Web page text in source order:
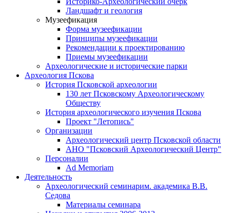
Ландшафт и геология
Музеефикация
Форма музеефикации
Принципы музеефикации
Рекомендации к проектированию
Приемы музеефикации
Археологические и исторические парки
Археология Пскова
История Псковской археологии
130 лет Псковскому Археологическому
Обществу
История археологического изучения Пскова
Проект "Летопись"
Организации
Археологический центр Псковской области
АНО "Псковский Археологический Центр"
Персоналии
Ad Memoriam
Деятельность
Археологический семинарим. академика В.В.
Седова
Материалы семинара